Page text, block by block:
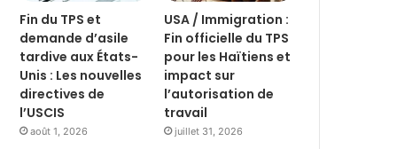
Fin du TPS et
demande d’asile
tardive aux États-
Unis : Les nouvelles
directives de
l’USCIS
août 1, 2026
USA / Immigration :
Fin officielle du TPS
pour les Haïtiens et
impact sur
l’autorisation de
travail
juillet 31, 2026